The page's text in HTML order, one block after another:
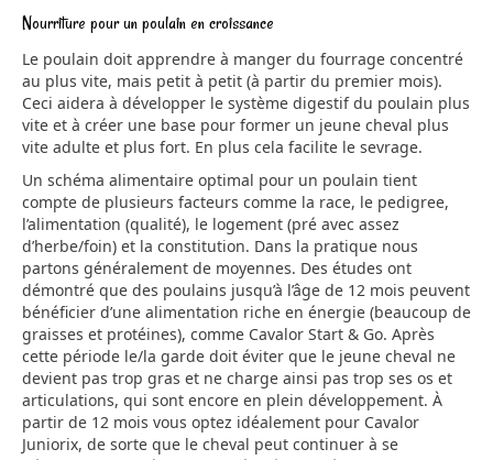
Nourriture pour un poulain en croissance
Le poulain doit apprendre à manger du fourrage concentré
au plus vite, mais petit à petit (à partir du premier mois).
Ceci aidera à développer le système digestif du poulain plus
vite et à créer une base pour former un jeune cheval plus
vite adulte et plus fort. En plus cela facilite le sevrage.
Un schéma alimentaire optimal pour un poulain tient
compte de plusieurs facteurs comme la race, le pedigree,
l’alimentation (qualité), le logement (pré avec assez
d’herbe/foin) et la constitution. Dans la pratique nous
partons généralement de moyennes. Des études ont
démontré que des poulains jusqu’à l’âge de 12 mois peuvent
bénéficier d’une alimentation riche en énergie (beaucoup de
graisses et protéines), comme Cavalor Start & Go. Après
cette période le/la garde doit éviter que le jeune cheval ne
devient pas trop gras et ne charge ainsi pas trop ses os et
articulations, qui sont encore en plein développement. À
partir de 12 mois vous optez idéalement pour Cavalor
Juniorix, de sorte que le cheval peut continuer à se